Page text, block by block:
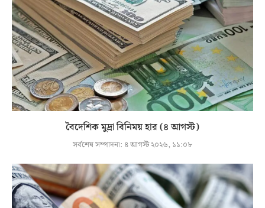
বৈদেশিক মুদ্রা বিনিময় হার (৪ আগস্ট)
সর্বশেষ সম্পাদনা: ৪ আগস্ট ২০২৬, ১১:০৮